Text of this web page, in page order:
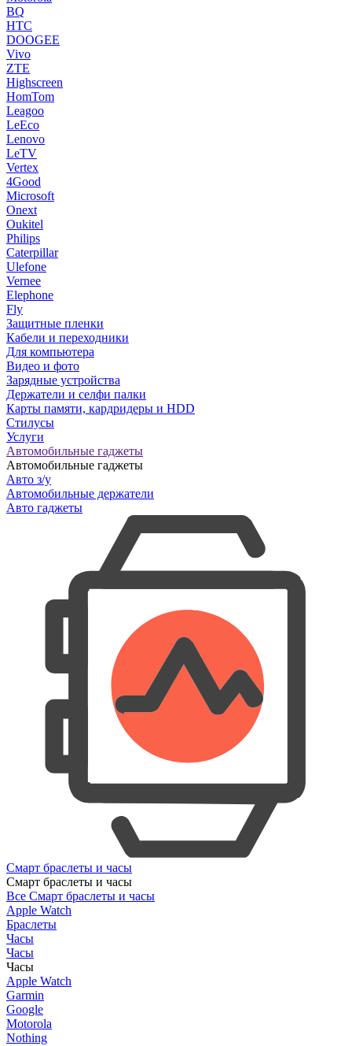
BQ
HTC
DOOGEE
Vivo
ZTE
Highscreen
HomTom
Leagoo
LeEco
Lenovo
LeTV
Vertex
4Good
Microsoft
Onext
Oukitel
Philips
Caterpillar
Ulefone
Vernee
Elephone
Fly
Защитные пленки
Кабели и переходники
Для компьютера
Видео и фото
Зарядные устройства
Держатели и селфи палки
Карты памяти, кардридеры и HDD
Стилусы
Услуги
Автомобильные гаджеты
Автомобильные гаджеты
Авто з/у
Автомобильные держатели
Авто гаджеты
Смарт браслеты и часы
Смарт браслеты и часы
Все Смарт браслеты и часы
Apple Watch
Браслеты
Часы
Часы
Часы
Apple Watch
Garmin
Google
Motorola
Nothing